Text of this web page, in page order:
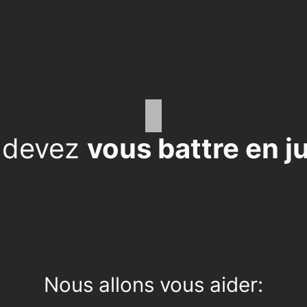
vous battre en
Nous allons vous aider: